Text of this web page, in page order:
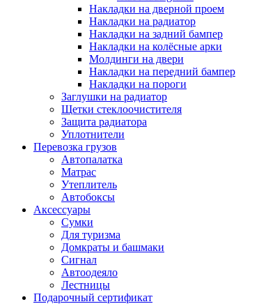
Накладки на дверной проем
Накладки на радиатор
Накладки на задний бампер
Накладки на колёсные арки
Молдинги на двери
Накладки на передний бампер
Накладки на пороги
Заглушки на радиатор
Щетки стеклоочистителя
Защита радиатора
Уплотнители
Перевозка грузов
Автопалатка
Матрас
Утеплитель
Автобоксы
Аксессуары
Сумки
Для туризма
Домкраты и башмаки
Сигнал
Автоодеяло
Лестницы
Подарочный сертификат